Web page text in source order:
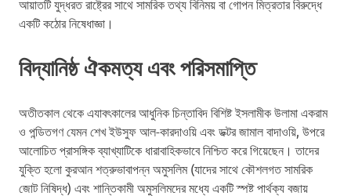
আয়াতটি যুদ্ধরত রাষ্ট্রের সাথে সামরিক তথ্য বিনিময় বা গোপন মিত্রতার বিরুদ্ধে
একটি কঠোর নিষেধাজ্ঞা।
বিদ্যানিষ্ঠ ঐকমত্য এবং পরিসমাপ্তি
অতীতকাল থেকে এযাবৎকালের আধুনিক চিন্তাবিদ বিশিষ্ট ইসলামীক উলামা একরাম
ও পন্ডিতগণ যেমন শেখ ইউসুফ আল-কারদাওয়ি এবং ডক্টর জামাল বাদাওয়ি, উপরে
আলোচিত প্রাসঙ্গিক ব্যাখ্যাটিকে ধারাবাহিকভাবে নিশ্চিত করে গিয়েছেন। তাদের
যুক্তি হলো কুরআন শত্রুভাবাপন্ন অমুসলিম (যাদের সাথে কৌশলগত সামরিক
জোট নিষিদ্ধ) এবং শান্তিকামী অমুসলিমদের মধ্যে একটি স্পষ্ট পার্থক্য বজায়